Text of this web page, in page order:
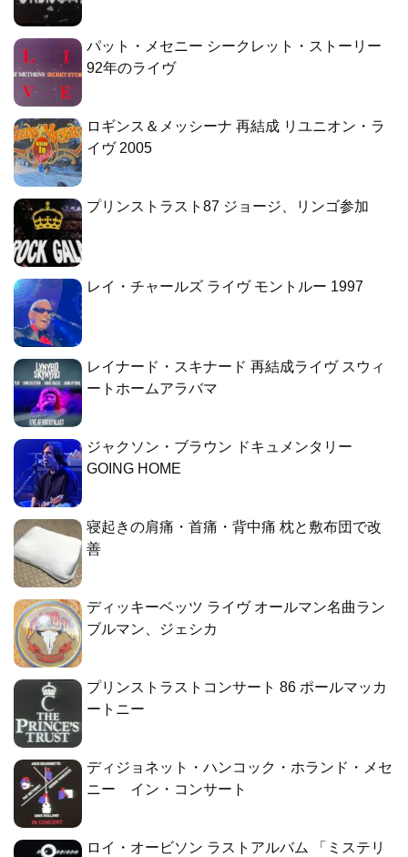
パット・メセニー シークレット・ストーリー
92年のライヴ
ロギンス＆メッシーナ 再結成 リユニオン・ラ
イヴ 2005
プリンストラスト87 ジョージ、リンゴ参加
レイ・チャールズ ライヴ モントルー 1997
レイナード・スキナード 再結成ライヴ スウィ
ートホームアラバマ
ジャクソン・ブラウン ドキュメンタリー
GOING HOME
寝起きの肩痛・首痛・背中痛 枕と敷布団で改
善
ディッキーベッツ ライヴ オールマン名曲ラン
ブルマン、ジェシカ
プリンストラストコンサート 86 ポールマッカ
ートニー
ディジョネット・ハンコック・ホランド・メセ
ニー イン・コンサート
ロイ・オービソン ラストアルバム 「ミステリ